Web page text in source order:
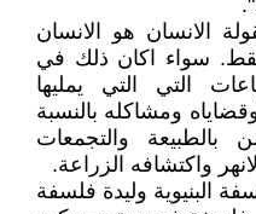
الانسان هو الانسان
فقط. سواء اكان ذلك في
التي التي يمليها
ومشاكله بالنسبة
بالطبيعة والتجمعات
واكتشافه الزراعة.
البنيوية وليدة فلسفة